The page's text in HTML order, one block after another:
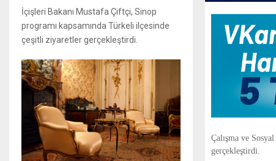
Çalışma ve
gerçekleştirdi.
İçişleri Bakanı Mustafa Çiftçi, Sinop
programı kapsamında Türkeli ilçesinde
çeşitli ziyaretler gerçekleştirdi.